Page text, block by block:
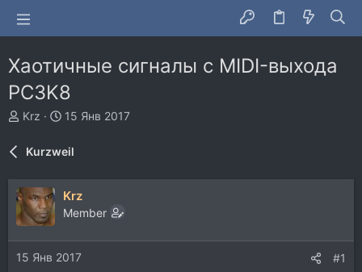
Хаотичные сигналы c MIDI-выхода
PC3K8
А
т
р
т
е
м
Krz
Д
т
н
а
ч
а
15 Янв 2017
Kurzweil
Krz
Member
15 Янв 2017 #1